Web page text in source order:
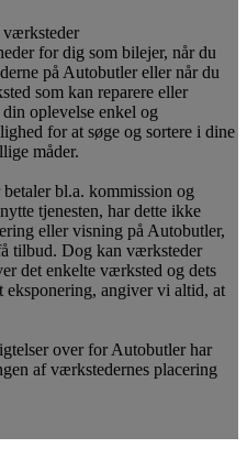
for dig som bilejer, når du
på Autobutler eller når du
som kan reparere eller
oplevelse enkel og
for at søge og sortere i dine
måder.
bl.a. kommission og
tjenesten, har dette ikke
eller visning på Autobutler,
tilbud. Dog kan værksteder
det enkelte værksted og dets
angiver vi altid, at
over for Autobutler har
af værkstedernes placering